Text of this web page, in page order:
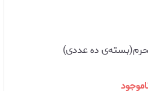
ده عددی)